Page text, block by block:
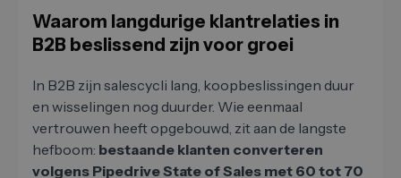
Waarom langdurige klantrelaties in
B2B beslissend zijn voor groei
In B2B zijn salescycli lang, koopbeslissingen duur
en wisselingen nog duurder. Wie eenmaal
vertrouwen heeft opgebouwd, zit aan de langste
hefboom: bestaande klanten converteren
volgens Pipedrive State of Sales met 60 tot 70